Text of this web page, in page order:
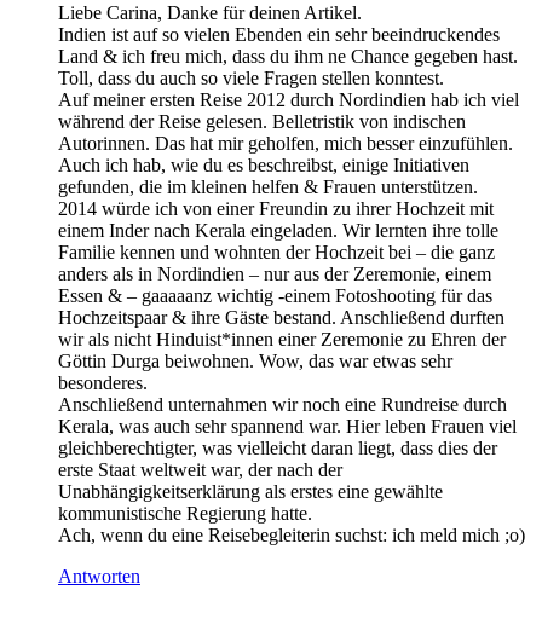
Liebe Carina, Danke für deinen Artikel.
Indien ist auf so vielen Ebenden ein sehr beeindruckendes
Land & ich freu mich, dass du ihm ne Chance gegeben hast.
Toll, dass du auch so viele Fragen stellen konntest.
Auf meiner ersten Reise 2012 durch Nordindien hab ich viel
während der Reise gelesen. Belletristik von indischen
Autorinnen. Das hat mir geholfen, mich besser einzufühlen.
Auch ich hab, wie du es beschreibst, einige Initiativen
gefunden, die im kleinen helfen & Frauen unterstützen.
2014 würde ich von einer Freundin zu ihrer Hochzeit mit
einem Inder nach Kerala eingeladen. Wir lernten ihre tolle
Familie kennen und wohnten der Hochzeit bei – die ganz
anders als in Nordindien – nur aus der Zeremonie, einem
Essen & – gaaaaanz wichtig -einem Fotoshooting für das
Hochzeitspaar & ihre Gäste bestand. Anschließend durften
wir als nicht Hinduist*innen einer Zeremonie zu Ehren der
Göttin Durga beiwohnen. Wow, das war etwas sehr
besonderes.
Anschließend unternahmen wir noch eine Rundreise durch
Kerala, was auch sehr spannend war. Hier leben Frauen viel
gleichberechtigter, was vielleicht daran liegt, dass dies der
erste Staat weltweit war, der nach der
Unabhängigkeitserklärung als erstes eine gewählte
kommunistische Regierung hatte.
Ach, wenn du eine Reisebegleiterin suchst: ich meld mich ;o)
Antworten